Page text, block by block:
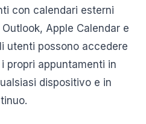
con calendari esterni
Apple Calendar e
utenti possono accedere
propri appuntamenti in
dispositivo e in